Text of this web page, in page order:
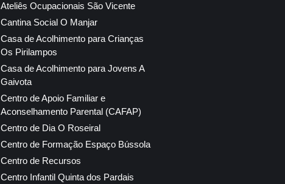
Ateliês Ocupacionais São Vicente
Cantina Social O Manjar
Casa de Acolhimento para Crianças
Os Pirilampos
Casa de Acolhimento para Jovens A
Gaivota
Centro de Apoio Familiar e
Aconselhamento Parental (CAFAP)
Centro de Dia O Roseiral
Centro de Formação Espaço Bússola
Centro de Recursos
Centro Infantil Quinta dos Pardais